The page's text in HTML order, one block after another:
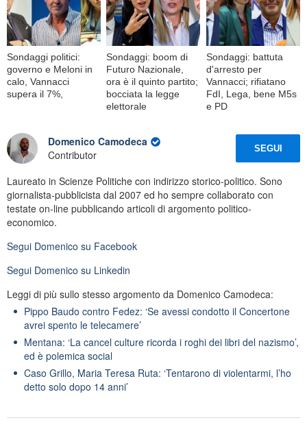
Sondaggi politici:
governo e Meloni in
calo, Vannacci
supera il 7%,
Sondaggi: boom di
Futuro Nazionale,
ora è il quinto partito;
bocciata la legge
elettorale
Sondaggi: battuta
d'arresto per
Vannacci; rifiatano
FdI, Lega, bene M5s
e PD
Domenico Camodeca
Contributor
SEGUI
Laureato in Scienze Politiche con indirizzo storico-politico. Sono
giornalista-pubblicista dal 2007 ed ho sempre collaborato con
testate on-line pubblicando articoli di argomento politico-
economico.
Segui Domenico su Facebook
Segui Domenico su Linkedin
Leggi di più sullo stesso argomento da Domenico Camodeca:
Pippo Baudo contro Fedez: ‘Se avessi condotto il Concertone
avrei spento le telecamere’
Mentana: ‘La cancel culture ricorda i roghi dei libri del nazismo’,
ed è polemica social
Caso Grillo, Maria Teresa Ruta: ‘Tentarono di violentarmi, l’ho
detto solo dopo 14 anni’